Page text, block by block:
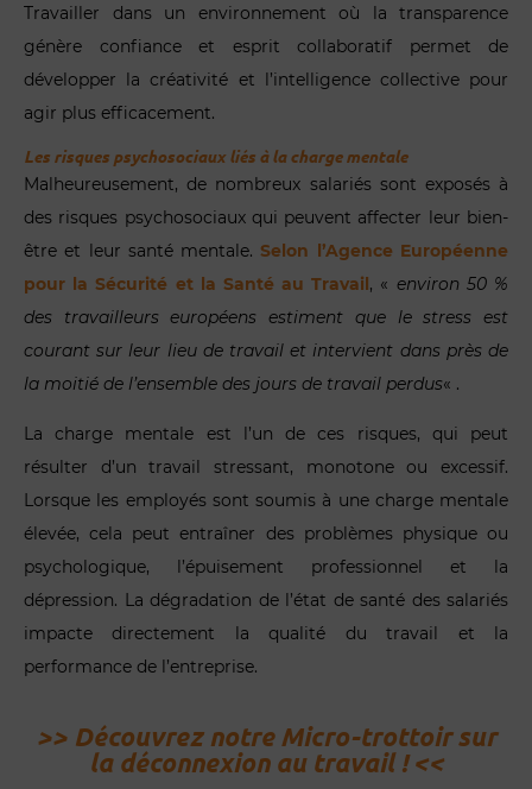
Travailler dans un environnement où la transparence
génère confiance et esprit collaboratif permet de
développer la créativité et l’intelligence collective pour
agir plus efficacement.
Les risques psychosociaux liés à la charge mentale
Malheureusement, de nombreux salariés sont exposés à
des risques psychosociaux qui peuvent affecter leur bien-
être et leur santé mentale.Selon l’Agence Européenne
pour la Sécurité et la Santé au Travail, « environ 50 %
des travailleurs européens estiment que le stress est
courant sur leur lieu de travail et intervient dans près de
la moitié de l’ensemble des jours de travail perdus« .
La charge mentale est l’un de ces risques, qui peut
résulter d’un travail stressant, monotone ou excessif.
Lorsque les employés sont soumis à une charge mentale
élevée, cela peut entraîner des problèmes physique ou
psychologique, l’épuisement professionnel et la
dépression. La dégradation de l’état de santé des salariés
impacte directement la qualité du travail et la
performance de l’entreprise.
>> Découvrez notre Micro-trottoir sur
la déconnexion au travail ! <<